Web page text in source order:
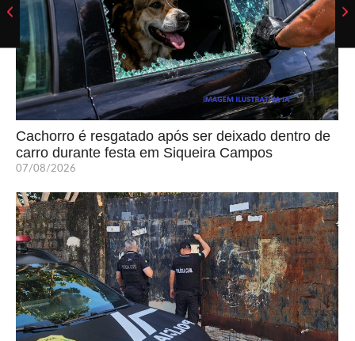
Cachorro é resgatado após ser deixado dentro de
carro durante festa em Siqueira Campos
07/08/2026